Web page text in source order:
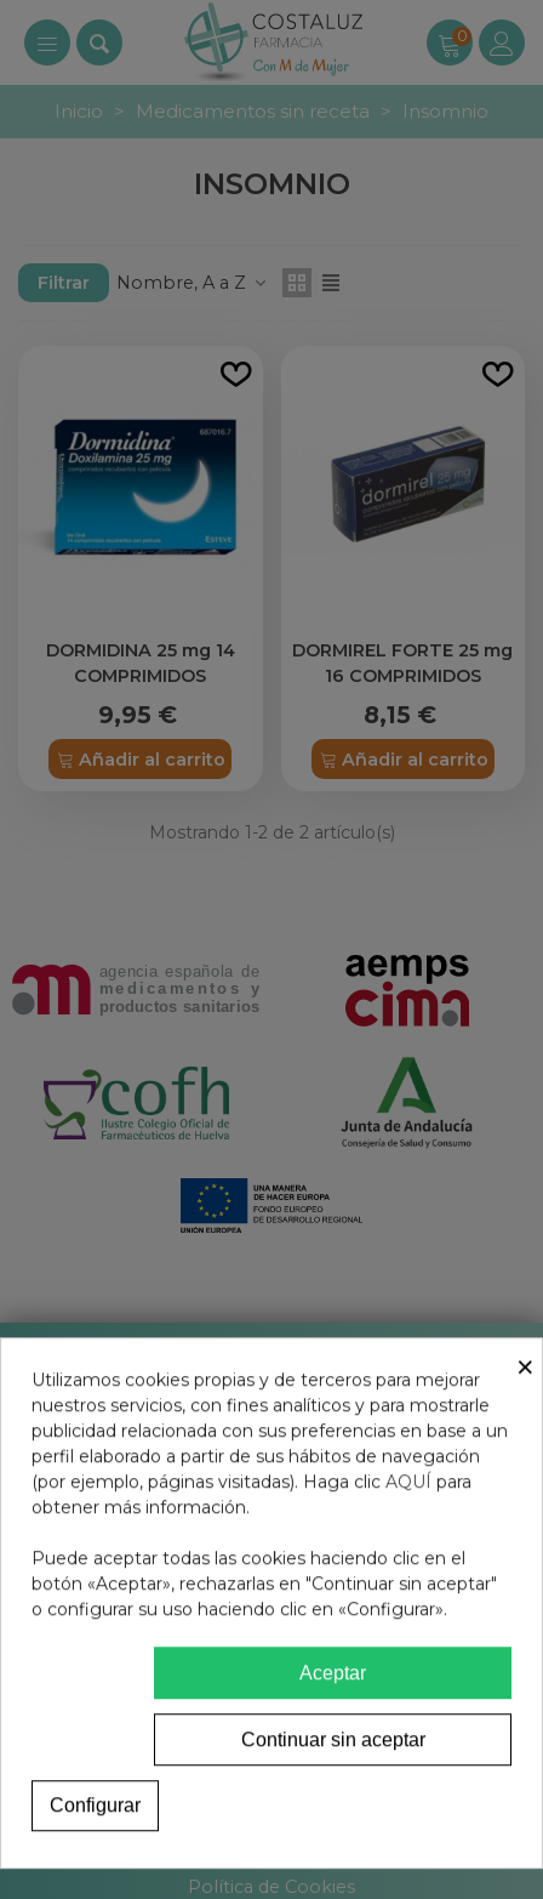
0
Inicio > Medicamentos sin receta > Insomnio
INSOMNIO
Filtrar Nombre, A a Z
DORMIDINA 25 mg 14
COMPRIMIDOS
RECUBIERTOS
9,95 €
Añadir al carrito
DORMIREL FORTE 25 mg
16 COMPRIMIDOS
RECUBIERTOS
8,15 €
Añadir al carrito
Mostrando 1-2 de 2 artículo(s)
Aviso legal
Condiciones de venta
Condiciones productos Covid-19
Resolución Litigios en Línea
Contacto
Política de Cookies
×
Utilizamos cookies propias y de terceros para mejorar
nuestros servicios, con fines analíticos y para mostrarle
publicidad relacionada con sus preferencias en base a un
perfil elaborado a partir de sus hábitos de navegación
(por ejemplo, páginas visitadas). Haga clic AQUÍ para
obtener más información.
Puede aceptar todas las cookies haciendo clic en el
botón «Aceptar», rechazarlas en "Continuar sin aceptar"
o configurar su uso haciendo clic en «Configurar».
Aceptar
Continuar sin aceptar
Configurar